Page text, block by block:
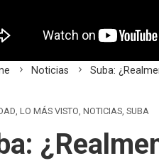
Noticias Suba:
, LO MÁS VISTO, NOTICIAS, SUBA